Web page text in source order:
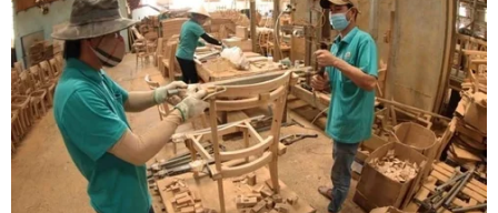
Phụ nữ có thực sự cần dùng sản
phẩm bổ sung collagen?
04/01/2026 01:57
Thực phẩm màu tím - bí quyết trẻ
hóa làn da từ bên trong